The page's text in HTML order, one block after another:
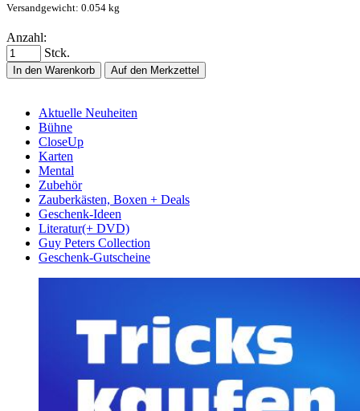
Versandgewicht: 0.054 kg
Anzahl:
Stck.
In den Warenkorb Auf den Merkzettel
Aktuelle Neuheiten
Bühne
CloseUp
Karten
Mental
Zubehör
Zauberkästen, Boxen + Deals
Geschenk-Ideen
Literatur(+ DVD)
Guy Peters Collection
Geschenk-Gutscheine